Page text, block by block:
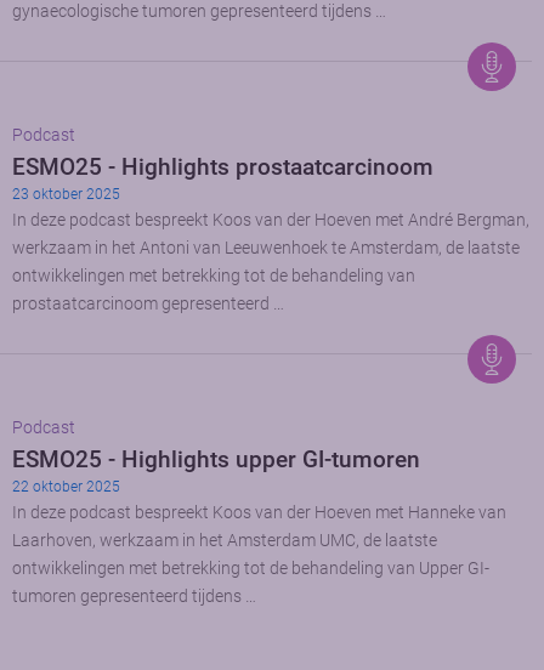
gynaecologische tumoren gepresenteerd tijdens …
Podcast
ESMO25 - Highlights prostaatcarcinoom
23 oktober 2025
In deze podcast bespreekt Koos van der Hoeven met André Bergman,
werkzaam in het Antoni van Leeuwenhoek te Amsterdam, de laatste
ontwikkelingen met betrekking tot de behandeling van
prostaatcarcinoom gepresenteerd …
Podcast
ESMO25 - Highlights upper GI-tumoren
22 oktober 2025
In deze podcast bespreekt Koos van der Hoeven met Hanneke van
Laarhoven, werkzaam in het Amsterdam UMC, de laatste
ontwikkelingen met betrekking tot de behandeling van Upper GI-
tumoren gepresenteerd tijdens …